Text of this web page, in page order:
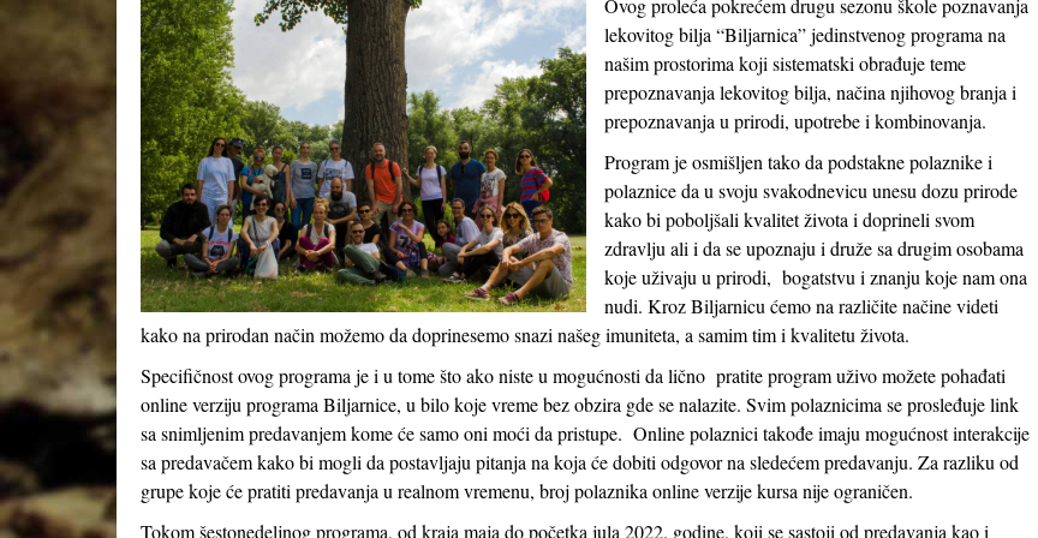
Ovog proleća pokrećem drugu sezonu škole poznavanja
lekovitog bilja “Biljarnica” jedinstvenog programa na
našim prostorima koji sistematski obrađuje teme
prepoznavanja lekovitog bilja, načina njihovog branja i
prepoznavanja u prirodi, upotrebe i kombinovanja.
Program je osmišljen tako da podstakne polaznike i
polaznice da u svoju svakodnevicu unesu dozu prirode
kako bi poboljšali kvalitet života i doprineli svom
zdravlju ali i da se upoznaju i druže sa drugim osobama
koje uživaju u prirodi, bogatstvu i znanju koje nam ona
nudi. Kroz Biljarnicu ćemo na različite načine videti
kako na prirodan način možemo da doprinesemo snazi našeg imuniteta, a samim tim i kvalitetu života.
Specifičnost ovog programa je i u tome što ako niste u mogućnosti da lično pratite program uživo možete pohađati
online verziju programa Biljarnice, u bilo koje vreme bez obzira gde se nalazite. Svim polaznicima se prosleđuje link
sa snimljenim predavanjem kome će samo oni moći da pristupe. Online polaznici takođe imaju mogućnost interakcije
sa predavačem kako bi mogli da postavljaju pitanja na koja će dobiti odgovor na sledećem predavanju. Za razliku od
grupe koje će pratiti predavanja u realnom vremenu, broj polaznika online verzije kursa nije ograničen.
Tokom šestonedeljnog programa, od kraja maja do početka jula 2022. godine, koji se sastoji od predavanja kao i